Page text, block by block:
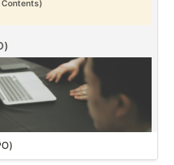
Things)은 각종 사물에 센서와 통신 기
결하는 기술이며, AI와 빅데이터, 인터
과 연관되지 않은 산업이 없을 정도로
확인해야할 점은 다음 3가지입니다.
Contents)